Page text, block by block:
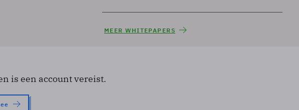
MEER WHITEPAPERS
is een account vereist.